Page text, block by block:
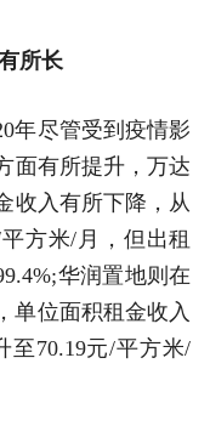
所长
年尽管受到疫情影
面有所提升，万达
收入有所下降，从
方米/月，但出租
华润置地则在
单位面积租金收入
至70.19元/平方米/